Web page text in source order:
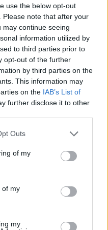
use the below opt-out
note that after your
continue seeing
information utilized by
to third parties prior to
opt-out of the further
by third parties on the
This information may
on the IAB’s List of
further disclose it to other
Outs
of my
of my
my
un a3 1.8t y quiero
para pasar a 2 din pero
que comprar , si tambien
e buscado por walapop
me falta... veo que hay
y busco pero lo veo todo
que no toque... adjunto
me sae decir que
no puedo adjuntarla por
demasiado...